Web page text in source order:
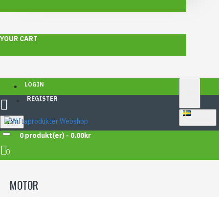
YOUR CART
LOGIN
REGISTER
Menu
0 produkt(er) - 0.00kr
0
MOTOR